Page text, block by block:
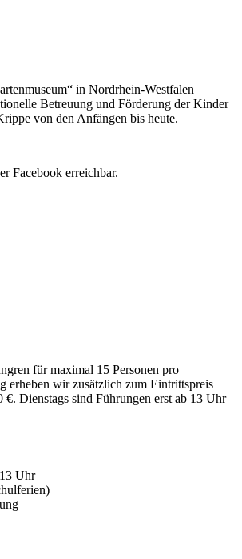
in Nordrhein-Westfalen
Betreuung und Förderung der Kinder
von den Anfängen bis heute.
Facebook erreichbar.
für maximal 15 Personen pro
erheben wir zusätzlich zum Eintrittspreis
€. Dienstags sind Führungen erst ab 13 Uhr
Uhr